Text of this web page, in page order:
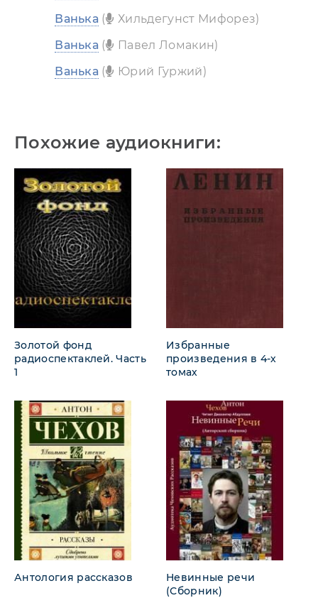
Ванька (
Хильдегунст Мифорез)
Ванька (
Павел Ломакин)
Ванька ( Юрий Гуржий)
Похожие аудиокниги:
Золотой фонд
радиоспектаклей. Часть
1
Избранные
произведения в 4-х
томах
Антология рассказов
Невинные речи
(Сборник)